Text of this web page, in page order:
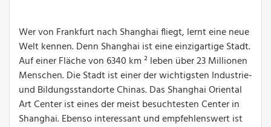
Wer von Frankfurt nach Shanghai fliegt, lernt eine neue
Welt kennen. Denn Shanghai ist eine einzigartige Stadt.
Auf einer Fläche von 6340 km ² leben über 23 Millionen
Menschen. Die Stadt ist einer der wichtigsten Industrie-
und Bildungsstandorte Chinas. Das Shanghai Oriental
Art Center ist eines der meist besuchtesten Center in
Shanghai. Ebenso interessant und empfehlenswert ist